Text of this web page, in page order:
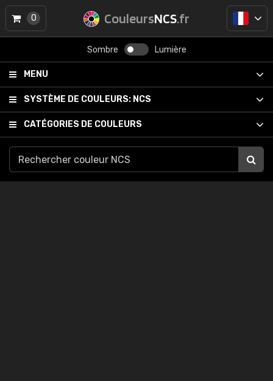
CouleursNCS.fr
Sombre Lumière
MENU
SYSTÈME DE COULEURS: NCS
CATÉGORIES DE COULEURS
0